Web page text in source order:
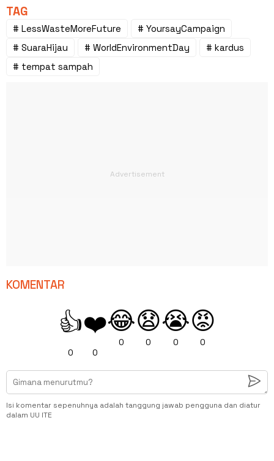
TAG
# LessWasteMoreFuture
# YoursayCampaign
# SuaraHijau
# WorldEnvironmentDay
# kardus
# tempat sampah
KOMENTAR
👍
0
❤️
0
😂
0
😧
0
😭
0
😡
0
Isi komentar sepenuhnya adalah tanggung jawab pengguna dan diatur
dalam UU ITE